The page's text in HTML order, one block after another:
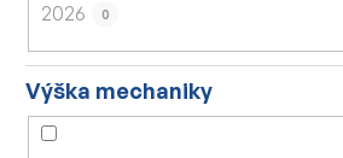
2026 0
Výška mechaniky